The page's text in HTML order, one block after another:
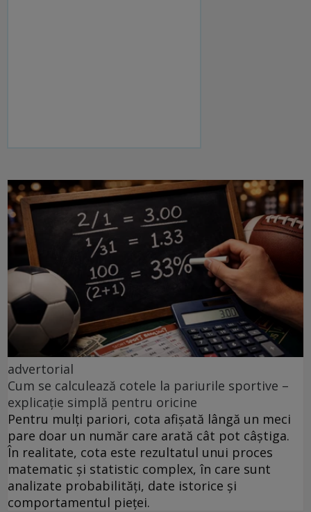
advertorial
Cum se calculează cotele la pariurile sportive –
explicație simplă pentru oricine
Pentru mulți pariori, cota afișată lângă un meci
pare doar un număr care arată cât pot câștiga.
În realitate, cota este rezultatul unui proces
matematic și statistic complex, în care sunt
analizate probabilități, date istorice și
comportamentul pieței.